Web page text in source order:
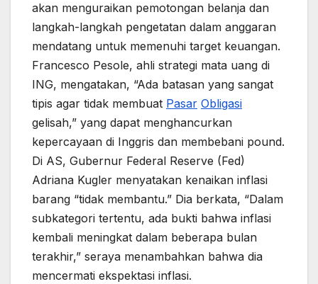
akan menguraikan pemotongan belanja dan
langkah-langkah pengetatan dalam anggaran
mendatang untuk memenuhi target keuangan.
Francesco Pesole, ahli strategi mata uang di
ING, mengatakan, “Ada batasan yang sangat
tipis agar tidak membuat Pasar Obligasi
gelisah,” yang dapat menghancurkan
kepercayaan di Inggris dan membebani pound.
Di AS, Gubernur Federal Reserve (Fed)
Adriana Kugler menyatakan kenaikan inflasi
barang “tidak membantu.” Dia berkata, “Dalam
subkategori tertentu, ada bukti bahwa inflasi
kembali meningkat dalam beberapa bulan
terakhir,” seraya menambahkan bahwa dia
mencermati ekspektasi inflasi.